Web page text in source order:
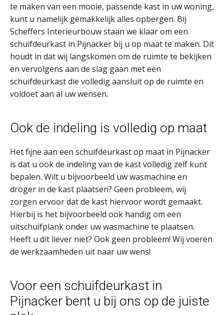
te maken van een mooie, passende kast in uw woning,
kunt u namelijk gemakkelijk alles opbergen. Bij
Scheffers Interieurbouw staan we klaar om een
schuifdeurkast in Pijnacker bij u op maat te maken. Dit
houdt in dat wij langskomen om de ruimte te bekijken
en vervolgens aan de slag gaan met een
schuifdeurkast die volledig aansluit op de ruimte en
voldoet aan al uw wensen.
Ook de indeling is volledig op maat
Het fijne aan een schuifdeurkast op maat in Pijnacker
is dat u ook de indeling van de kast volledig zelf kunt
bepalen. Wilt u bijvoorbeeld uw wasmachine en
droger in de kast plaatsen? Geen probleem, wij
zorgen ervoor dat de kast hiervoor wordt gemaakt.
Hierbij is het bijvoorbeeld ook handig om een
uitschuifplank onder uw wasmachine te plaatsen.
Heeft u dit liever niet? Ook geen probleem! Wij voeren
de werkzaamheden uit naar uw wens!
Voor een schuifdeurkast in
Pijnacker bent u bij ons op de juiste